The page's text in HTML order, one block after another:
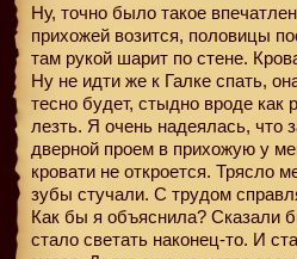
Ну, точно было такое
прихожей возится, половицы
там рукой шарит по стене.
Ну не идти же к Галке спать,
тесно будет, стыдно вроде как
лезть. Я очень надеялась, что
дверной проем в прихожую у
кровати не откроется. Трясло
зубы стучали. С трудом
Как бы я объяснила? Сказали
стало светать наконец-то. И